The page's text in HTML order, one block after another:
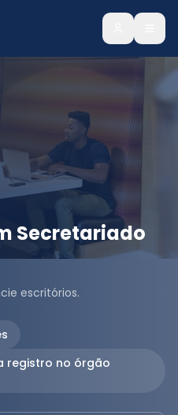
Secretariado
escritórios.
registro no órgão